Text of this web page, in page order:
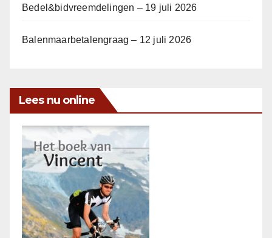
Bedel&bidvreemdelingen – 19 juli 2026
Balenmaarbetalengraag – 12 juli 2026
Lees nu online